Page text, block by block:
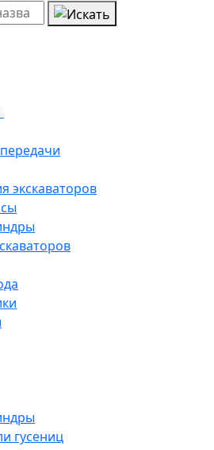
экскаваторов
гусениц